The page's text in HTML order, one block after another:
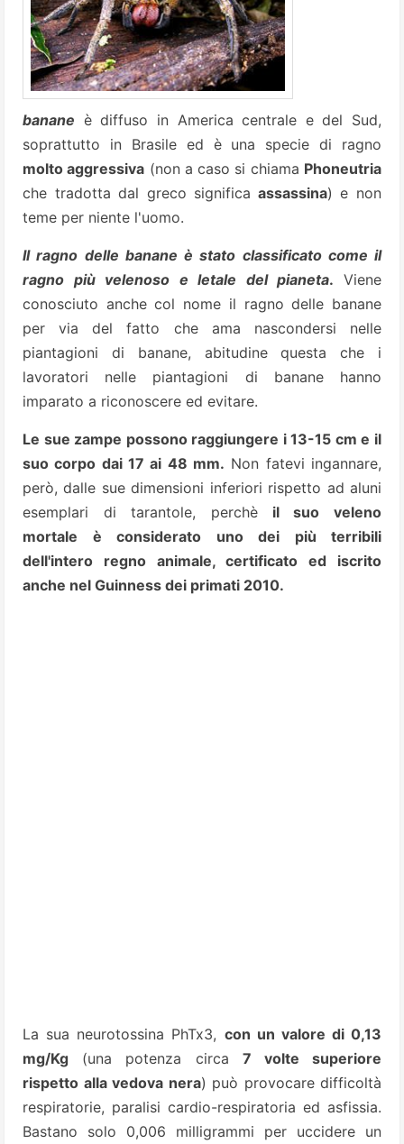
banane è diffuso in America centrale e del Sud,
soprattutto in Brasile ed è una specie di ragno
molto aggressiva (non a caso si chiama Phoneutria
che tradotta dal greco significa assassina) e non
teme per niente l'uomo.
Il ragno delle banane è stato classificato come il
ragno più velenoso e letale del pianeta.Viene
conosciuto anche col nome il ragno delle banane
per via del fatto che ama nascondersi nelle
piantagioni di banane, abitudine questa che i
lavoratori nelle piantagioni di banane hanno
imparato a riconoscere ed evitare.
Le sue zampe possono raggiungere i 13-15 cm e il
suo corpo dai 17 ai 48 mm. Non fatevi ingannare,
però, dalle sue dimensioni inferiori rispetto ad aluni
esemplari di tarantole, perchè il suo veleno
mortale è considerato uno dei più terribili
dell'intero regno animale, certificato ed iscrito
anche nel Guinness dei primati 2010.
La sua neurotossina PhTx3, con un valore di 0,13
mg/Kg (una potenza circa 7 volte superiore
rispetto alla vedova nera) può provocare difficoltà
respiratorie, paralisi cardio-respiratoria ed asfissia.
Bastano solo 0,006 milligrammi per uccidere un